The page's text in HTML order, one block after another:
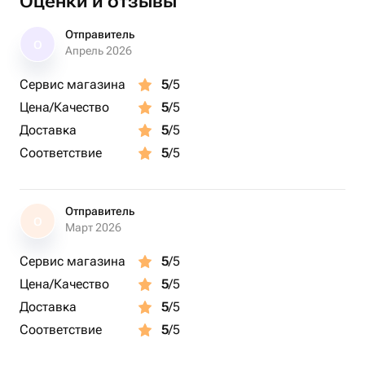
Свеча имеет небольшой размер (5,5 см), что делает ее
универсальной для тортов разного размера — от
больших до миниатюрных. Она создает атмосферу
благодаря мягкому свечению.
Эта свеча станет отличным дополнением к вашему
праздничному декору и подарит незабываемые
моменты радости вашим близким.
Отправитель
Апрель 2026
Сервис магазина 5/5
Цена/Качество
5/5
Доставка
5/5
Соответствие
5/5
О
Отправитель
Март 2026
Сервис магазина 5/5
Цена/Качество
5/5
Доставка
5/5
Соответствие
5/5